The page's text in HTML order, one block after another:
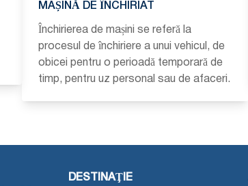
MAȘINĂ DE ÎNCHIRIAT
Închirierea de mașini se referă la
procesul de închiriere a unui vehicul, de
obicei pentru o perioadă temporară de
timp, pentru uz personal sau de afaceri.
DESTINAŢIE